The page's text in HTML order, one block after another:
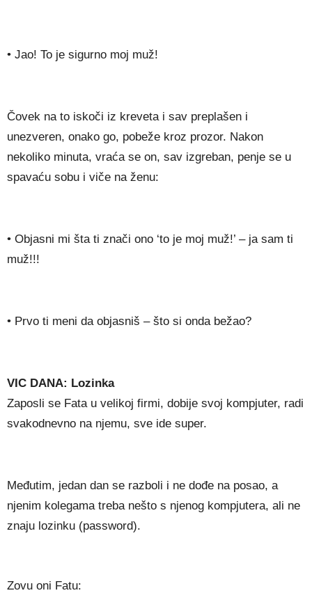
• Jao! To je sigurno moj muž!
Čovek na to iskoči iz kreveta i sav preplašen i
unezveren, onako go, pobeže kroz prozor. Nakon
nekoliko minuta, vraća se on, sav izgreban, penje se u
spavaću sobu i viče na ženu:
• Objasni mi šta ti znači ono ‘to je moj muž!’ – ja sam ti
muž!!!
• Prvo ti meni da objasniš – što si onda bežao?
VIC DANA: Lozinka
Zaposli se Fata u velikoj firmi, dobije svoj kompjuter, radi
svakodnevno na njemu, sve ide super.
Međutim, jedan dan se razboli i ne dođe na posao, a
njenim kolegama treba nešto s njenog kompjutera, ali ne
znaju lozinku (password).
Zovu oni Fatu: